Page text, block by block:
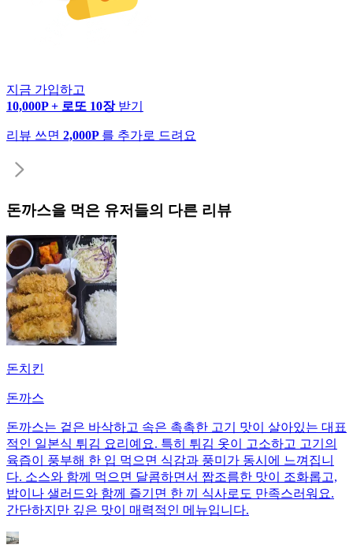
지금 가입하고
10,000P + 로또 10장 받기
리뷰 쓰면 2,000P 를 추가로 드려요
돈까스을 먹은 유저들의 다른 리뷰
돈치킨
돈까스
돈까스는 겉은 바삭하고 속은 촉촉한 고기 맛이 살아있는 대표
적인 일본식 튀김 요리예요. 특히 튀김 옷이 고소하고 고기의
육즙이 풍부해 한 입 먹으면 식감과 풍미가 동시에 느껴집니
다. 소스와 함께 먹으면 달콤하면서 짭조름한 맛이 조화롭고,
밥이나 샐러드와 함께 즐기면 한 끼 식사로도 만족스러워요.
간단하지만 깊은 맛이 매력적인 메뉴입니다.